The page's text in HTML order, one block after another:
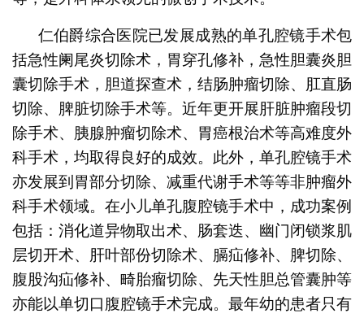
仁伯爵综合医院已发展成熟的单孔腔镜手术包
括急性阑尾炎切除术，胃穿孔修补，急性胆囊炎胆
囊切除手术，胆道探查术，结肠肿瘤切除、肛直肠
切除、脾脏切除手术等。近年更开展肝脏肿瘤段切
除手术、胰腺肿瘤切除术、胃癌根治术等高难度外
科手术，均取得良好的成效。此外，单孔腔镜手术
亦发展到胃部分切除、减重代谢手术等等非肿瘤外
科手术领域。在小儿单孔腹腔镜手术中，成功案例
包括：消化道异物取出术、肠套迭、幽门闭锁浆肌
层切开术、肝叶部份切除术、膈疝修补、脾切除、
腹股沟疝修补、畸胎瘤切除、先天性胆总管囊肿等
亦能以单切口腹腔镜手术完成。最年幼的患者只有